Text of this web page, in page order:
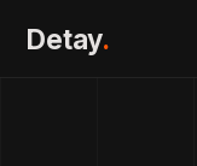
Detay.